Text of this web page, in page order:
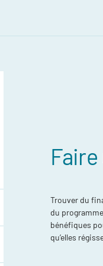
Mission et valeurs
Trouver du
du
bénéfiques
qu’elles